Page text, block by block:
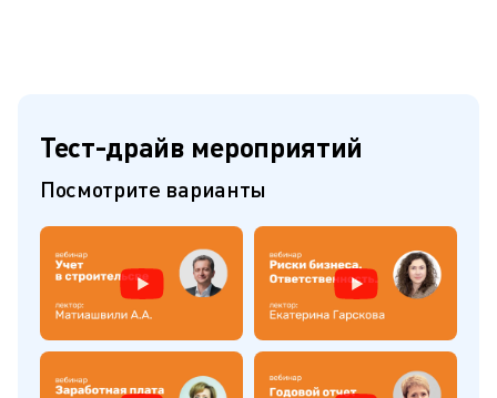
Тест-драйв мероприятий
Посмотрите варианты